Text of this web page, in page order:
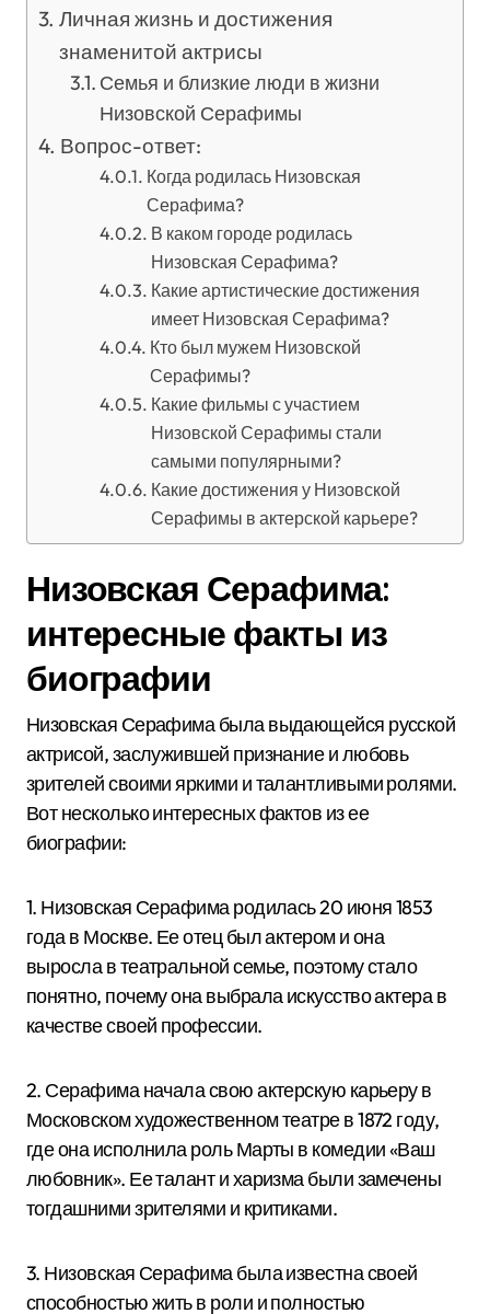
Личная жизнь и достижения
знаменитой актрисы
Семья и близкие люди в жизни
Низовской Серафимы
Вопрос-ответ:
Когда родилась Низовская
Серафима?
В каком городе родилась
Низовская Серафима?
Какие артистические достижения
имеет Низовская Серафима?
Кто был мужем Низовской
Серафимы?
Какие фильмы с участием
Низовской Серафимы стали
самыми популярными?
Какие достижения у Низовской
Серафимы в актерской карьере?
Низовская Серафима:
интересные факты из
биографии
Низовская Серафима была выдающейся русской
актрисой, заслужившей признание и любовь
зрителей своими яркими и талантливыми ролями.
Вот несколько интересных фактов из ее
биографии:
1. Низовская Серафима родилась 20 июня 1853
года в Москве. Ее отец был актером и она
выросла в театральной семье, поэтому стало
понятно, почему она выбрала искусство актера в
качестве своей профессии.
2. Серафима начала свою актерскую карьеру в
Московском художественном театре в 1872 году,
где она исполнила роль Марты в комедии «Ваш
любовник». Ее талант и харизма были замечены
тогдашними зрителями и критиками.
3. Низовская Серафима была известна своей
способностью жить в роли и полностью